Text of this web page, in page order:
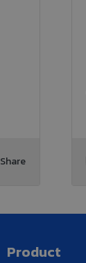
Share
Product